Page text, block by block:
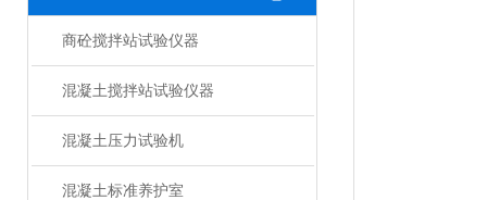
商砼搅拌站试验仪器
混凝土搅拌站试验仪器
混凝土压力试验机
混凝土标准养护室